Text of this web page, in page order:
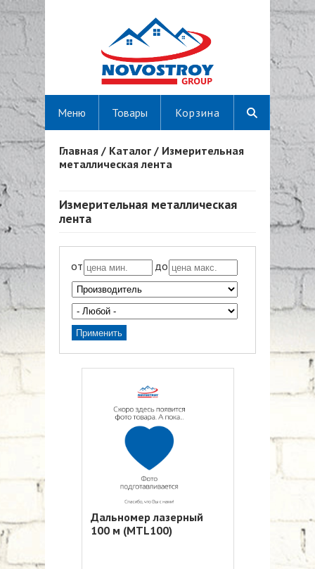
Корзина
Меню Товары
Вы здесь
Главная / Каталог / Измерительная
металлическая лента
Измерительная металлическая
лента
от до
Дальномер лазерный
100 м (MTL100)